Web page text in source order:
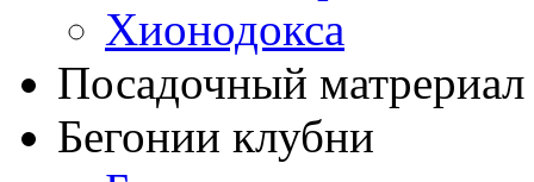
Хионодокса
Посадочный матрериал
Бегонии клубни